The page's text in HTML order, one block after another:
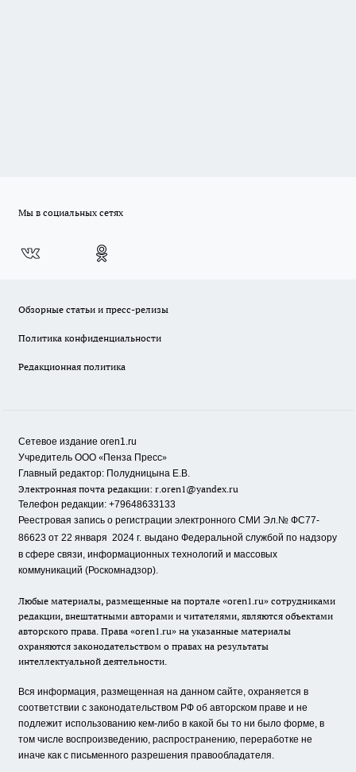
Мы в социальных сетях
Обзорные статьи и пресс-релизы
Политика конфиденциальности
Редакционная политика
Сетевое издание oren1.ru
Учредитель ООО «Пенза Пресс»
Главный редактор: Полудницына Е.В.
Электронная почта редакции: r.oren1@yandex.ru
Телефон редакции: +79648633133
Реестровая запись о регистрации электронного СМИ Эл.№ ФС77-
86623 от 22 января 2024 г. выдано Федеральной службой по надзору
в сфере связи, информационных технологий и массовых
коммуникаций (Роскомнадзор).
Любые материалы, размещенные на портале «oren1.ru» сотрудниками
редакции, внештатными авторами и читателями, являются объектами
авторского права. Права «oren1.ru» на указанные материалы
охраняются законодательством о правах на результаты
интеллектуальной деятельности.
Вся информация, размещенная на данном сайте, охраняется в
соответствии с законодательством РФ об авторском праве и не
подлежит использованию кем-либо в какой бы то ни было форме, в
том числе воспроизведению, распространению, переработке не
иначе как с письменного разрешения правообладателя.